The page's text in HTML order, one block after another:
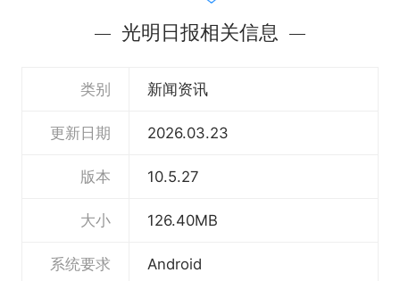
电子报高清画质，让您轻松享受阅读的乐趣。
赋予阅读新的生命，让每一则报道都充满活力与
光明日报相关信息
类别 新闻资讯
更新日期 2026.03.23
版本 10.5.27
大小 126.40MB
系统要求 Android